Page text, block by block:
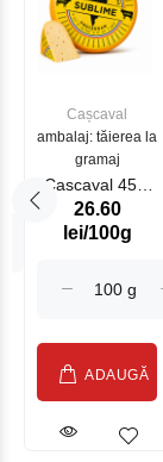
Cașcaval
ambalaj: tăierea la
gramaj
Cascaval 45%
Maasdam
Sublime Cow
26.60
lei/100g
ADAUGĂ